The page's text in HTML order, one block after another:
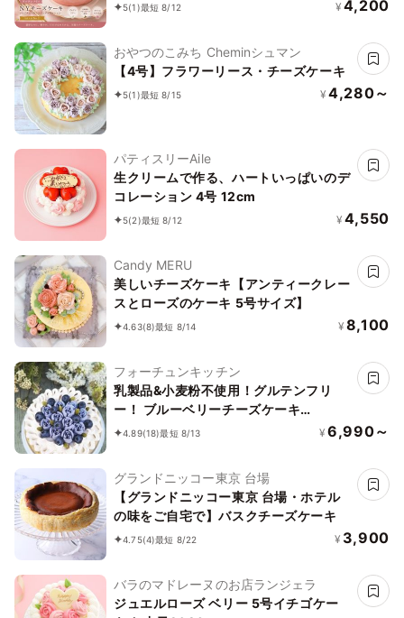
5(1)最短 8/12 ¥ 4,200
おやつのこみち Cheminシュマン
【4号】フラワーリース・チーズケーキ
5(1)最短 8/15 ¥ 4,280～
パティスリーAile
生クリームで作る、ハートいっぱいのデ
コレーション 4号 12cm
5(2)最短 8/12 ¥ 4,550
Candy MERU
美しいチーズケーキ【アンティークレー
スとローズのケーキ 5号サイズ】
4.63(8)最短 8/14 ¥ 8,100
フォーチュンキッチン
乳製品&小麦粉不使用！グルテンフリ
ー！ ブルーベリーチーズケーキ
15cm《ヴィーガンスイーツ・ヴィーガ
4.89(18)最短 8/13 ¥ 6,990～
グランドニッコー東京 台場
【グランドニッコー東京 台場・ホテル
の味をご自宅で】バスクチーズケーキ
4.75(4)最短 8/22 ¥ 3,900
バラのマドレーヌのお店ランジェラ
ジュエルローズ ベリー 5号イチゴケー